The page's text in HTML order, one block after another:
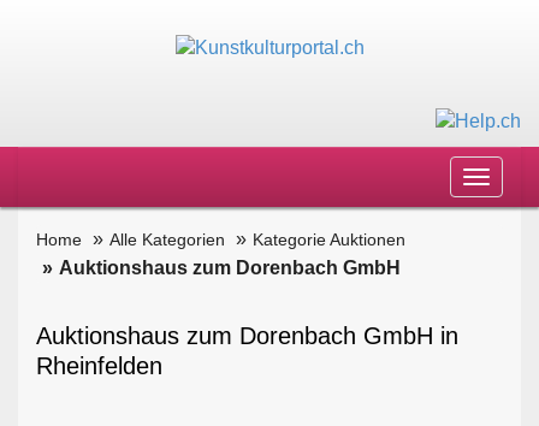
Toggle
Home Alle Kategorien Kategorie Auktionen
Auktionshaus zum Dorenbach GmbH
Auktionshaus zum Dorenbach GmbH in
Rheinfelden